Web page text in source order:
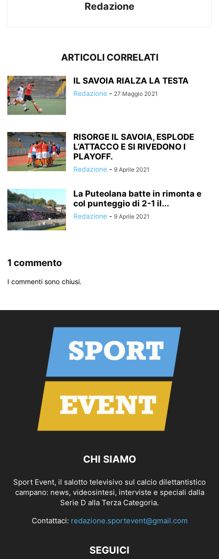
Redazione
ARTICOLI CORRELATI
IL SAVOIA RIALZA LA TESTA
Redazione - 27 Maggio 2021
RISORGE IL SAVOIA, ESPLODE
L’ATTACCO E SI RIVEDONO I
PLAYOFF.
Redazione - 9 Aprile 2021
La Puteolana batte in rimonta e
col punteggio di 2-1 il...
Redazione - 9 Aprile 2021
1 commento
I commenti sono chiusi.
CHI SIAMO
Sport Event, il salotto televisivo sul calcio dilettantistico
campano: news, videosintesi, interviste e speciali dalla
Serie D alla Terza Categoria.
Contattaci: redazione.sportevent@gmail.com
SEGUICI